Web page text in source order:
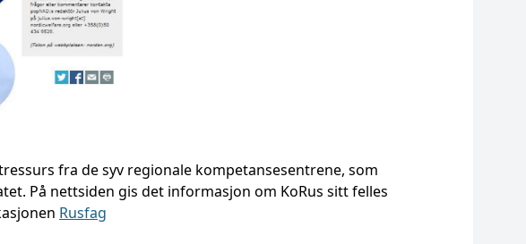
fra de syv regionale kompetansesentrene, som
På nettsiden gis det informasjon om KoRus sitt felles
Rusfag